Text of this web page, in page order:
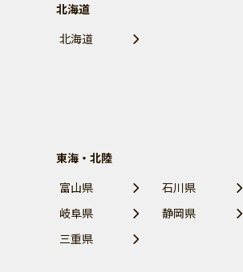
北海道
北海道
東海・北陸
富山県
石川県
岐阜県
静岡県
三重県